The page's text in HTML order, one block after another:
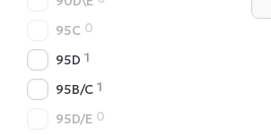
95C 0
95D 1
95B/C 1
95D/E 0